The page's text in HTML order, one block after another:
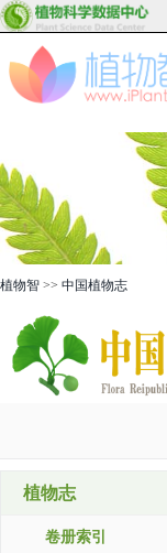
植物智 >> 中国植物志
植物志
卷册索引